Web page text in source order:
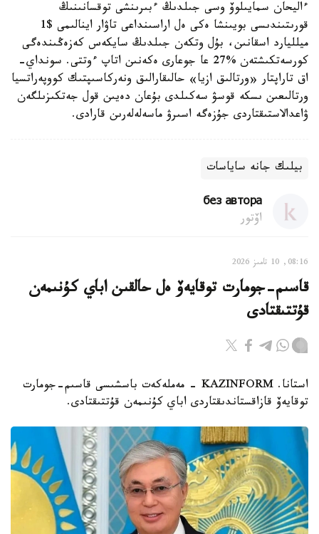
ءاليحان سمايىلوۆ وسى جىلدىڭ ءبىرىنشى توقسانىنىڭ
قورىتىندىسى بويىنشا ەكى ەل اراسىنداعى تاۋار اينالىمى $1
ميلليارد اسقانىن، بۇل وتكەن جىلدىڭ سايكەس كەزەڭىندەگى
كورسەتكىشتەن %27 عا جوعارى ەكەنىن اتاپ ءوتتى. سونداي-
اق تاراپتار «ورتالىق ازيا» حالىقارالىق ونەركاسىپتىك كووپەراتسيا
ورتالىعىن ىسكە قوسۋ سەكىلدى بۇعان دەيىن قول جەتكىزىلگەن
ۋاعدالاستىقتاردى جۇزەگە اسىرۋ ماسەلەلەرىن قارادى.
بيلىك جانە ساياسات
без автора
اۆتور
08:16, 10 تامىز 2026
قاسىم-جومارت توقايەۆ ەل حالقىن اباي كۇنىمەن
قۇتتىقتادى
استانا. KAZINFORM - مەملەكەت باسشىسى قاسىم-جومارت
توقايەۆ قازاقستاندىقتاردى اباي كۇنىمەن قۇتتىقتادى.